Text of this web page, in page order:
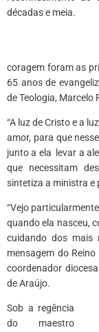
décadas e meia.
coragem foram as
65 anos de
de Teologia, Marcelo
“A luz de Cristo e a
amor, para que
junto a ela levar a
que necessitam
sintetiza a ministra e
“Vejo
quando ela nasceu,
cuidando dos mais
mensagem do
coordenador
de Araújo.
Sob a regência
do maestro